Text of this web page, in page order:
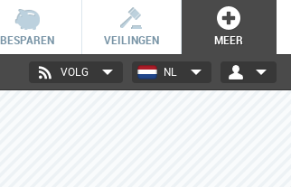
BESPAREN VEILINGEN MEER
NL
VOLG